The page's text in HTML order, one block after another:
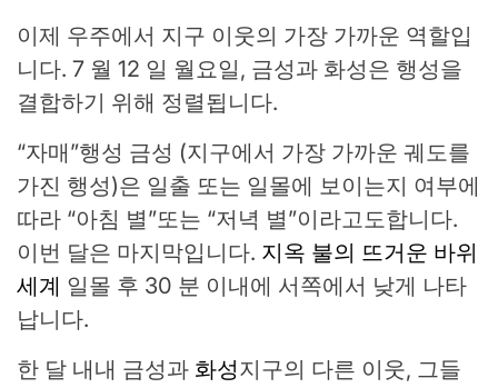
이제 우주에서 지구 이웃의 가장 가까운 역할입
니다. 7 월 12 일 월요일, 금성과 화성은 행성을
결합하기 위해 정렬됩니다.
“자매”행성 금성 (지구에서 가장 가까운 궤도를
가진 행성)은 일출 또는 일몰에 보이는지 여부에
따라 “아침 별”또는 “저녁 별”이라고도합니다.
이번 달은 마지막입니다. 지옥 불의 뜨거운 바위
세계 일몰 후 30 분 이내에 서쪽에서 낮게 나타
납니다.
한 달 내내 금성과 화성지구의 다른 이웃, 그들